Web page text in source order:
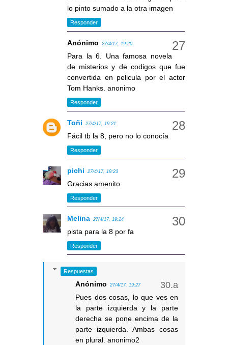
lo pinto sumado a la otra imagen
Responder
Anónimo 27/4/17, 19:20
Para la 6. Una famosa novela
de misterios y de codigos que fue
convertida en pelicula por el actor
Tom Hanks. anonimo
Responder
Toñi 27/4/17, 19:21
Fácil tb la 8, pero no lo conocía
Responder
pichi 27/4/17, 19:23
Gracias amenito
Responder
Melina 27/4/17, 19:24
pista para la 8 por fa
Responder
Respuestas
Anónimo 27/4/17, 19:27
Pues dos cosas, lo que ves en
la parte izquierda y la parte
derecha se pone encima de la
parte izquierda. Ambas cosas
en plural. anonimo2